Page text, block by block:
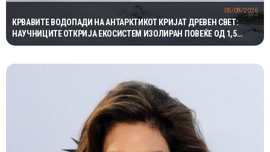
КРВАВИТЕ ВОДОПАДИ НА АНТАРКТИКОТ КРИЈАТ ДРЕВЕН СВЕТ:
НАУЧНИЦИТЕ ОТКРИЈА ЕКОСИСТЕМ ИЗОЛИРАН ПОВЕЌЕ ОД 1,5
МИЛИОНИ ГОДИНИ
05/08/2026